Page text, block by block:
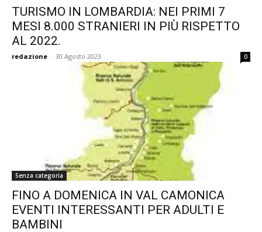
TURISMO IN LOMBARDIA: NEI PRIMI 7
MESI 8.000 STRANIERI IN PIÙ RISPETTO
AL 2022.
redazione - 30 Agosto 2023 0
Senza categoria
FINO A DOMENICA IN VAL CAMONICA
EVENTI INTERESSANTI PER ADULTI E
BAMBINI